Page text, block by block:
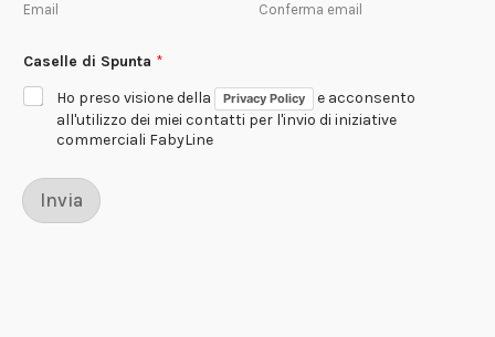
Email Conferma email
C
e
n
Caselle di Spunta *
Ho preso visione della
Privacy Policy
e acconsento
all'utilizzo dei miei contatti per l'invio di iniziative
commerciali FabyLine
Invia